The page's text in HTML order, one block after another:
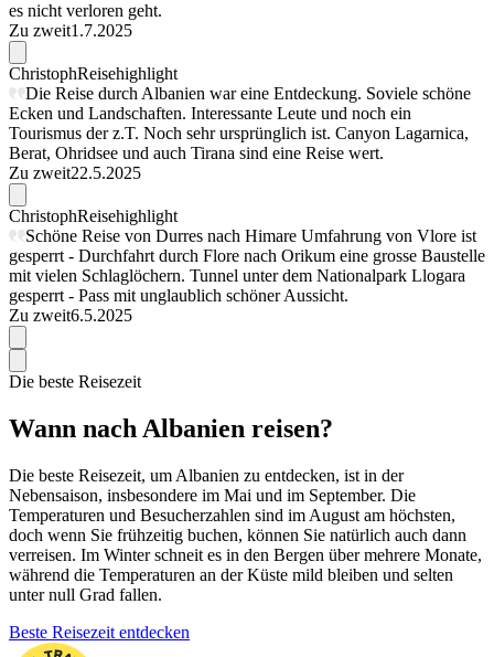
es nicht verloren geht.
Zu zweit1.7.2025
ChristophReisehighlight
Die Reise durch Albanien war eine Entdeckung. Soviele schöne
Ecken und Landschaften. Interessante Leute und noch ein
Tourismus der z.T. Noch sehr ursprünglich ist. Canyon Lagarnica,
Berat, Ohridsee und auch Tirana sind eine Reise wert.
Zu zweit22.5.2025
ChristophReisehighlight
Schöne Reise von Durres nach Himare Umfahrung von Vlore ist
gesperrt - Durchfahrt durch Flore nach Orikum eine grosse Baustelle
mit vielen Schlaglöchern. Tunnel unter dem Nationalpark Llogara
gesperrt - Pass mit unglaublich schöner Aussicht.
Zu zweit6.5.2025
Die beste Reisezeit
Wann nach Albanien reisen?
Die beste Reisezeit, um Albanien zu entdecken, ist in der
Nebensaison, insbesondere im Mai und im September. Die
Temperaturen und Besucherzahlen sind im August am höchsten,
doch wenn Sie frühzeitig buchen, können Sie natürlich auch dann
verreisen. Im Winter schneit es in den Bergen über mehrere Monate,
während die Temperaturen an der Küste mild bleiben und selten
unter null Grad fallen.
Beste Reisezeit entdecken